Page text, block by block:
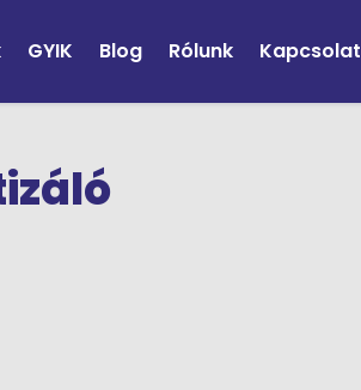
GYIK Blog Rólunk Kapcsolat